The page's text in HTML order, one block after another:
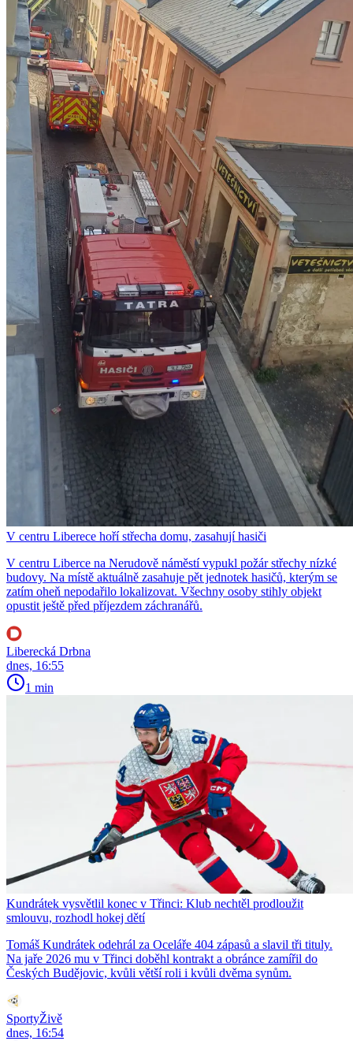
V centru Liberece hoří střecha domu, zasahují hasiči
V centru Liberce na Nerudově náměstí vypukl požár střechy nízké
budovy. Na místě aktuálně zasahuje pět jednotek hasičů, kterým se
zatím oheň nepodařilo lokalizovat. Všechny osoby stihly objekt
opustit ještě před příjezdem záchranářů.
Liberecká Drbna
dnes, 16:55
1 min
Kundrátek vysvětlil konec v Třinci: Klub nechtěl prodloužit
smlouvu, rozhodl hokej dětí
Tomáš Kundrátek odehrál za Oceláře 404 zápasů a slavil tři tituly.
Na jaře 2026 mu v Třinci doběhl kontrakt a obránce zamířil do
Českých Budějovic, kvůli větší roli i kvůli dvěma synům.
SportyŽivě
dnes, 16:54